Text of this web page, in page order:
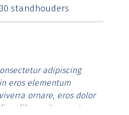
standhouders
adipiscing
eros elementum
ornare, eros dolor
libero vitae erat.